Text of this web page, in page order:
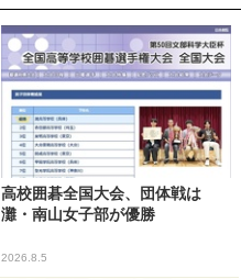
高校囲碁全国大会、団体戦は
灘・南山女子部が優勝
2026.8.5